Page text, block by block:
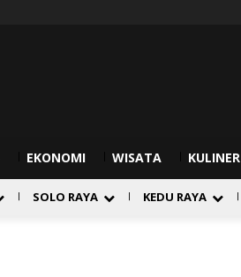
EKONOMI WISATA KULINER
SOLO RAYA KEDU RAYA